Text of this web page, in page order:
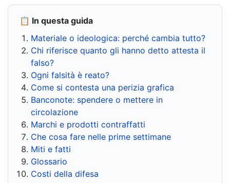
📋 In questa guida
Materiale o ideologica: perché cambia tutto?
Chi riferisce quanto gli hanno detto attesta il
falso?
Ogni falsità è reato?
Come si contesta una perizia grafica
Banconote: spendere o mettere in
circolazione
Marchi e prodotti contraffatti
Che cosa fare nelle prime settimane
Miti e fatti
Glossario
Costi della difesa